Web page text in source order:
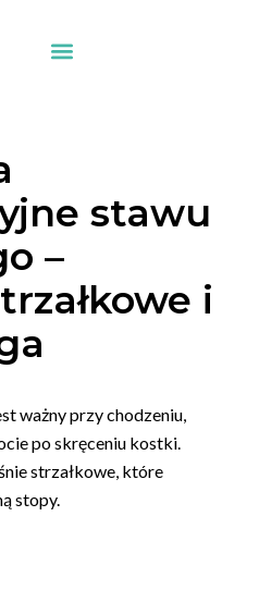
stawu
–
i
ważny przy chodzeniu,
po skręceniu kostki.
strzałkowe, które
stopy.